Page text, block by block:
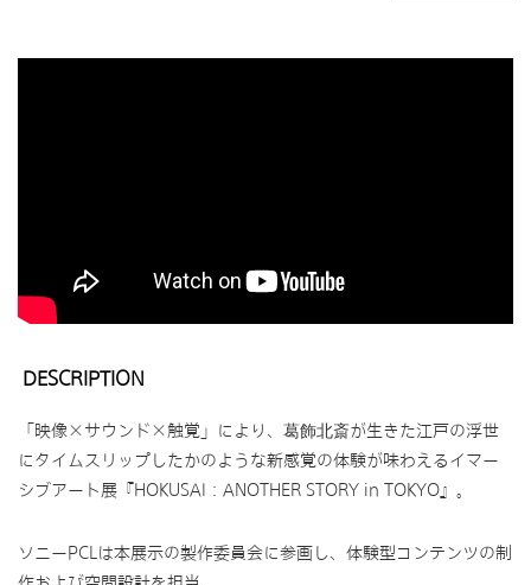
DESCRIPTION
「映像×サウンド×触覚」により、 葛飾北斎が生きた江戸の浮世
にタイムスリップしたかのような新感覚の体験が味わえるイマー
シブアート展『HOKUSAI：ANOTHER STORY in TOKYO』。
ソニーPCLは本展示の製作委員会に参画し、体験型コンテンツの制